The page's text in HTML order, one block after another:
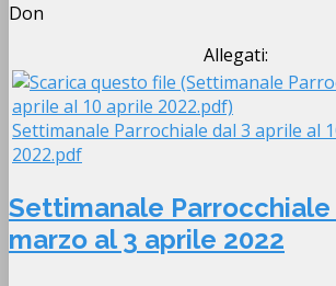
Don
Allegati:
Settimanale Parrochiale dal 3 aprile al
2022.pdf
Settimanale Parrocchiale
marzo al 3 aprile 2022